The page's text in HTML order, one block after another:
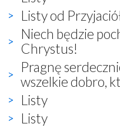
Listy od
Niech będzie
Chrystus!
Pragnę
wszelkie dobro,
Listy
Listy